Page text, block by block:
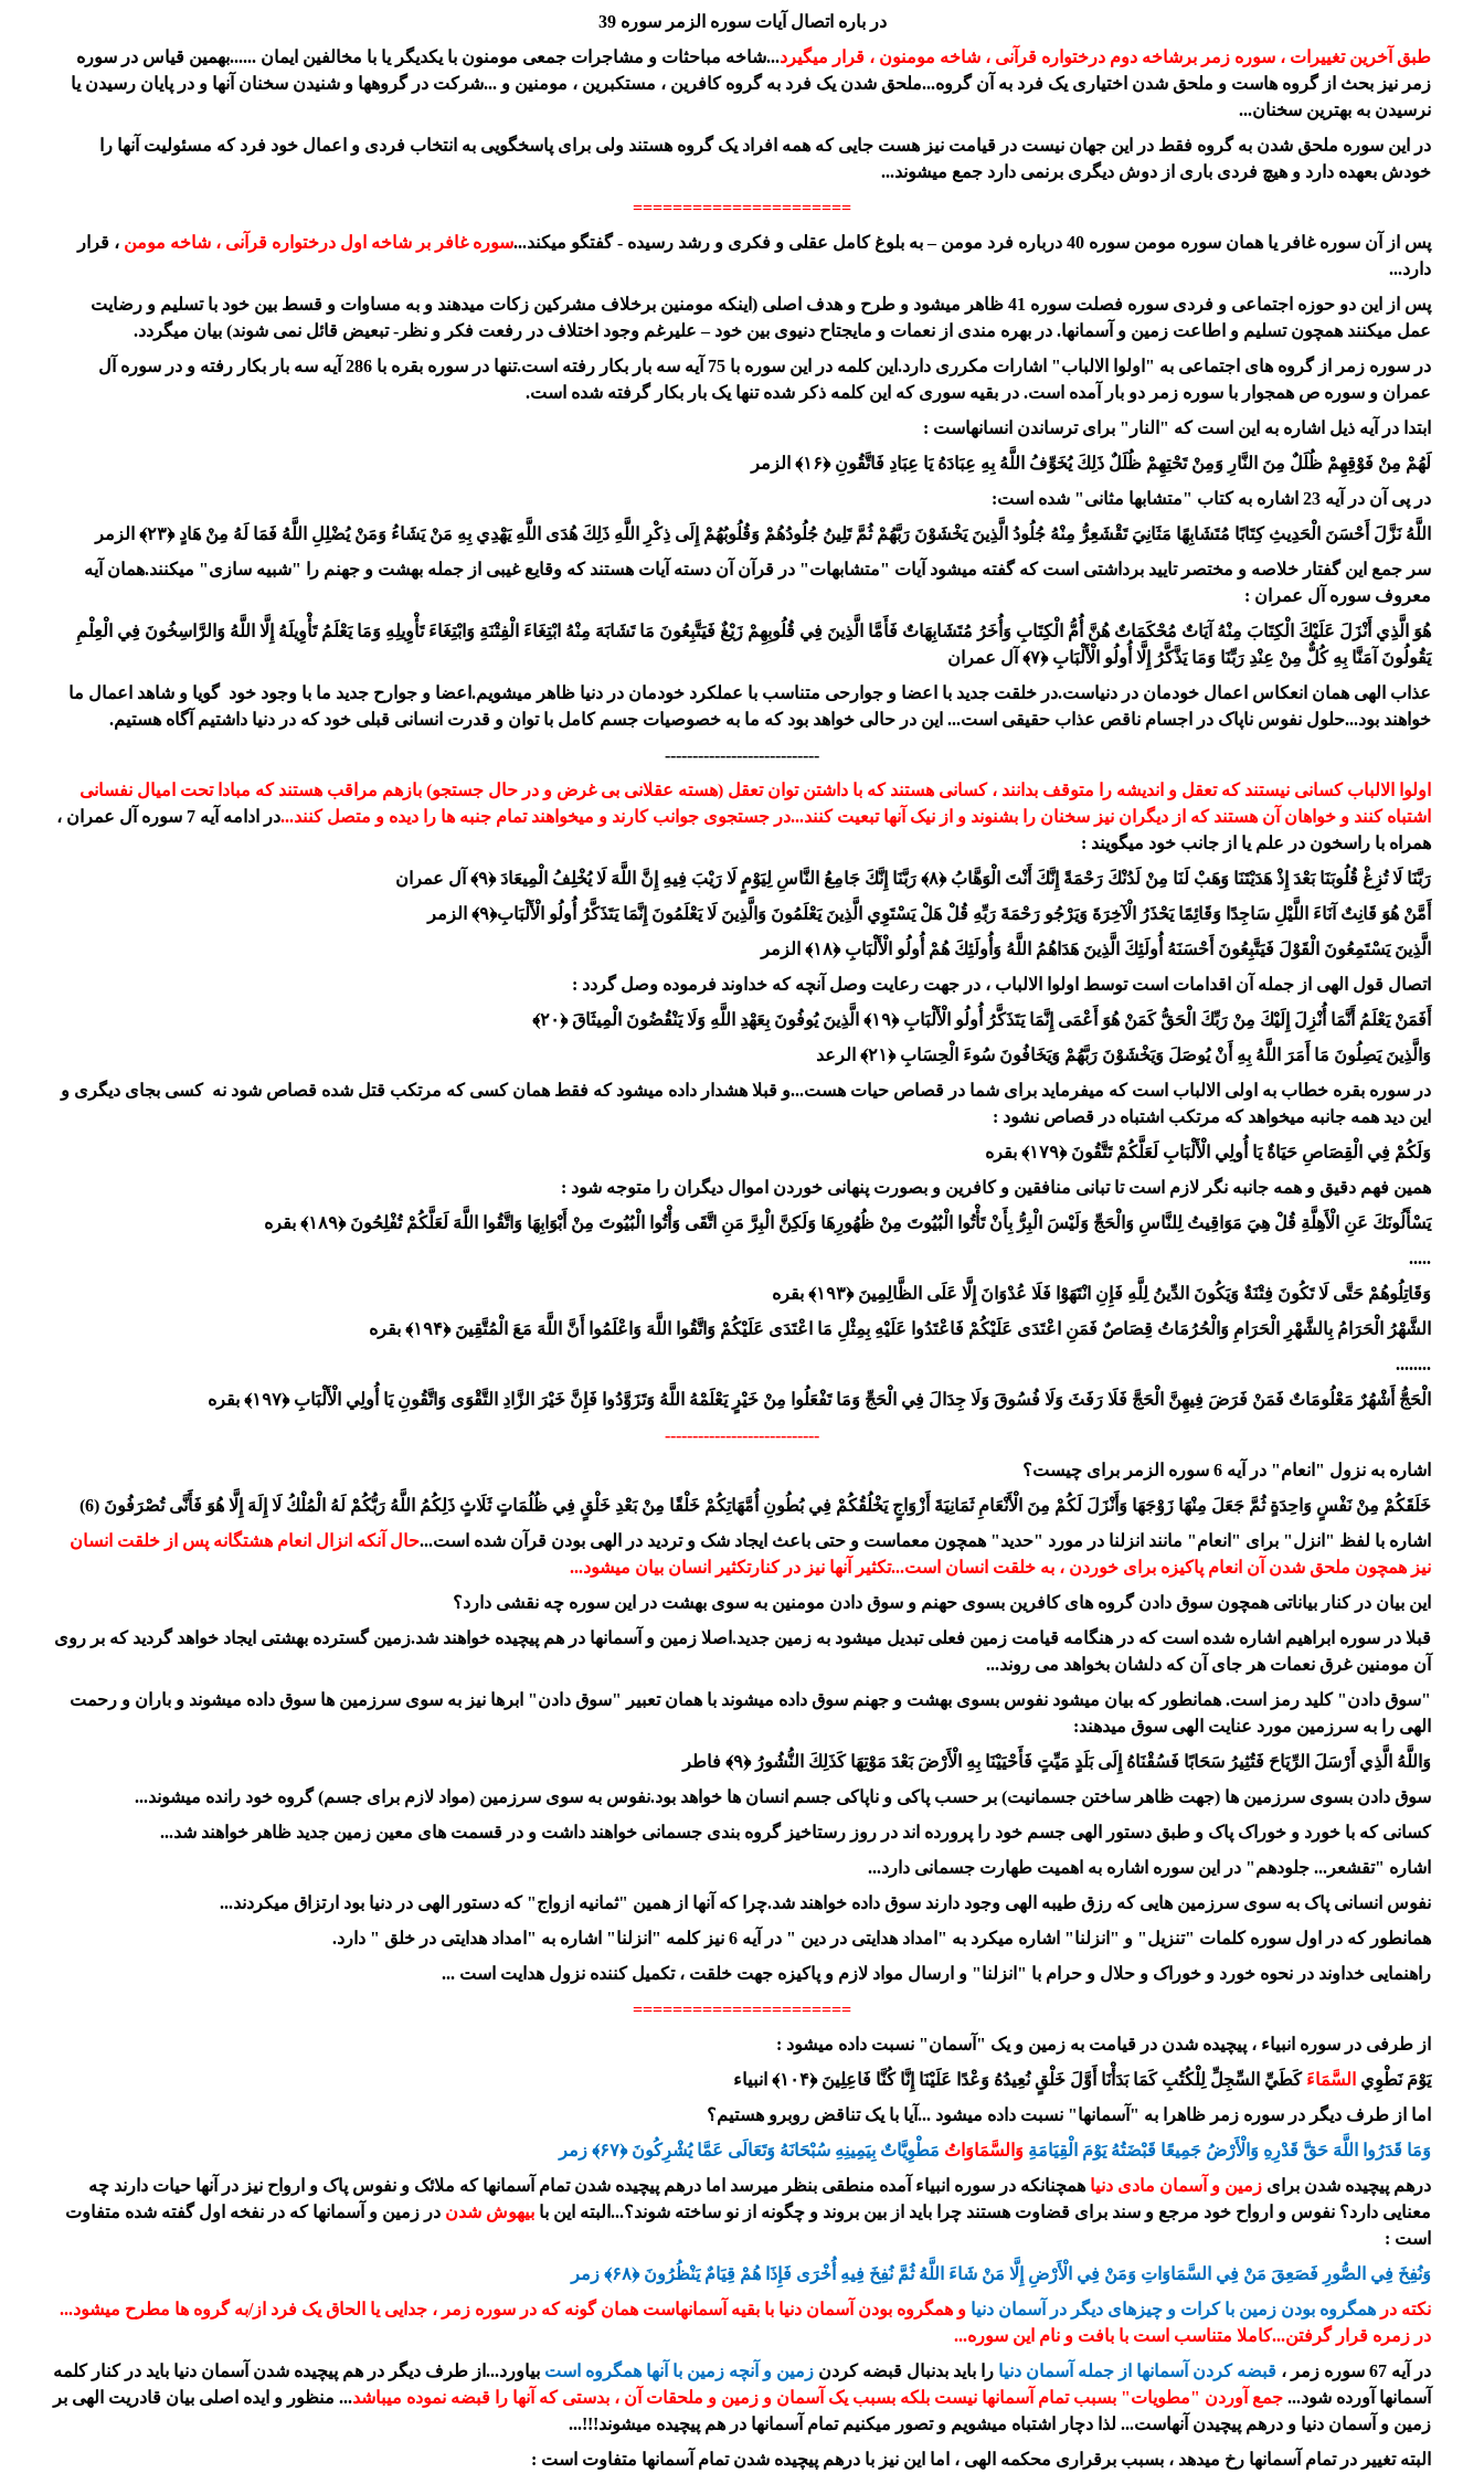
در باره اتصال آیات سوره الزمر سوره 39
طبق آخرین تغییرات ، سوره زمر برشاخه دوم درختواره قرآنی ، شاخه مومنون ، قرار میگیرد...شاخه مباحثات و مشاجرات جمعی مومنون با یکدیگر یا با مخالفین ایمان ......بهمین قیاس در سوره
زمر نیز بحث از گروه هاست و ملحق شدن اختیاری یک فرد به آن گروه...ملحق شدن یک فرد به گروه کافرین ، مستکبرین ، مومنین و ...شرکت در گروهها و شنیدن سخنان آنها و در پایان رسیدن یا
نرسیدن به بهترین سخنان...
در این سوره ملحق شدن به گروه فقط در این جهان نیست در قیامت نیز هست جایی که همه افراد یک گروه هستند ولی برای پاسخگویی به انتخاب فردی و اعمال خود فرد که مسئولیت آنها را
خودش بعهده دارد و هیچ فردی باری از دوش دیگری برنمی دارد جمع میشوند...
======================
پس از آن سوره غافر یا همان سوره مومن سوره 40 درباره فرد مومن – به بلوغ کامل عقلی و فکری و رشد رسیده - گفتگو میکند...
سوره غافر بر شاخه اول درختواره قرآنی ، شاخه مومن ، قرار
دارد...
پس از این دو حوزه اجتماعی و فردی سوره فصلت سوره 41 ظاهر میشود و طرح و هدف اصلی (اینکه مومنین برخلاف مشرکین زکات میدهند و به مساوات و قسط بین خود با تسلیم و رضایت
عمل میکنند همچون تسلیم و اطاعت زمین و آسمانها. در بهره مندی از نعمات و مایجتاح دنیوی بین خود – علیرغم وجود اختلاف در رفعت فکر و نظر- تبعیض قائل نمی شوند) بیان میگردد.
در سوره زمر از گروه های اجتماعی به "اولوا الالباب" اشارات مکرری دارد.این کلمه در این سوره با 75 آیه سه بار بکار رفته است.تنها در سوره بقره با 286 آیه سه بار بکار رفته و در سوره آل
عمران و سوره ص همجوار با سوره زمر دو بار آمده است. در بقیه سوری که این کلمه ذکر شده تنها یک بار بکار گرفته شده است.
ابتدا در آیه ذیل اشاره به این است که "النار" برای ترساندن انسانهاست :
لَهُمْ مِنْ فَوْقِهِمْ ظُلَلٌ مِنَ النَّارِ وَمِنْ تَحْتِهِمْ ظُلَلٌ ذَلِكَ يُخَوِّفُ اللَّهُ بِهِ عِبَادَهُ يَا عِبَادِ فَاتَّقُونِ ﴿۱۶﴾
الزمر
در پی آن در آیه 23 اشاره به کتاب "متشابها مثانی" شده است:
اللَّهُ نَزَّلَ أَحْسَنَ الْحَدِيثِ كِتَابًا مُتَشَابِهًا مَثَانِيَ تَقْشَعِرُّ مِنْهُ جُلُودُ الَّذِينَ يَخْشَوْنَ رَبَّهُمْ ثُمَّ تَلِينُ جُلُودُهُمْ وَقُلُوبُهُمْ إِلَى ذِكْرِ اللَّهِ ذَلِكَ هُدَى اللَّهِ يَهْدِي بِهِ مَنْ يَشَاءُ وَمَنْ يُضْلِلِ اللَّهُ فَمَا لَهُ مِنْ هَادٍ ﴿۲۳﴾
الزمر
سر جمع این گفتار خلاصه و مختصر تایید برداشتی است که گفته میشود آیات "متشابهات" در قرآن آن دسته آیات هستند که وقایع غیبی از جمله بهشت و جهنم را "شبیه سازی" میکنند.همان آیه
معروف سوره آل عمران :
هُوَ الَّذِي أَنْزَلَ عَلَيْكَ الْكِتَابَ مِنْهُ آيَاتٌ مُحْكَمَاتٌ هُنَّ أُمُّ الْكِتَابِ وَأُخَرُ مُتَشَابِهَاتٌ فَأَمَّا الَّذِينَ فِي قُلُوبِهِمْ زَيْغٌ فَيَتَّبِعُونَ مَا تَشَابَهَ مِنْهُ ابْتِغَاءَ الْفِتْنَةِ وَابْتِغَاءَ تَأْوِيلِهِ وَمَا يَعْلَمُ تَأْوِيلَهُ إِلَّا اللَّهُ وَالرَّاسِخُونَ فِي الْعِلْمِ
يَقُولُونَ آمَنَّا بِهِ كُلٌّ مِنْ عِنْدِ رَبِّنَا وَمَا يَذَّكَّرُ إِلَّا أُولُو الْأَلْبَابِ ﴿۷﴾
آل عمران
عذاب الهی همان انعکاس اعمال خودمان در دنیاست.در خلقت جدید با اعضا و جوارحی متناسب با عملکرد خودمان در دنیا ظاهر میشویم.اعضا و جوارح جدید ما با وجود خود گویا و شاهد اعمال ما
خواهند بود...حلول نفوس ناپاک در اجسام ناقص عذاب حقیقی است... این در حالی خواهد بود که ما به خصوصیات جسم کامل با توان و قدرت انسانی قبلی خود که در دنیا داشتیم آگاه هستیم.
----------------------------
اولوا الالباب کسانی نیستند که تعقل و اندیشه را متوقف بدانند ، کسانی هستند که با داشتن توان تعقل (هسته عقلانی بی غرض و در حال جستجو) بازهم مراقب هستند که مبادا تحت امیال نفسانی
اشتباه کنند و خواهان آن هستند که از دیگران نیز سخنان را بشنوند و از نیک آنها تبعیت کنند...در جستجوی جوانب کارند و میخواهند تمام جنبه ها را دیده و متصل کنند...
در ادامه آیه 7 سوره آل عمران ،
همراه با راسخون در علم یا از جانب خود میگویند :
رَبَّنَا لَا تُزِغْ قُلُوبَنَا بَعْدَ إِذْ هَدَيْتَنَا وَهَبْ لَنَا مِنْ لَدُنْكَ رَحْمَةً إِنَّكَ أَنْتَ الْوَهَّابُ ﴿۸﴾ رَبَّنَا إِنَّكَ جَامِعُ النَّاسِ لِيَوْمٍ لَا رَيْبَ فِيهِ إِنَّ اللَّهَ لَا يُخْلِفُ الْمِيعَادَ ﴿۹﴾ آل عمران
أَمَّنْ هُوَ قَانِتٌ آنَاءَ اللَّيْلِ سَاجِدًا وَقَائِمًا يَحْذَرُ الْآخِرَةَ وَيَرْجُو رَحْمَةَ رَبِّهِ قُلْ هَلْ يَسْتَوِي الَّذِينَ يَعْلَمُونَ وَالَّذِينَ لَا يَعْلَمُونَ إِنَّمَا يَتَذَكَّرُ أُولُو الْأَلْبَابِ﴿۹﴾
الزمر
الَّذِينَ يَسْتَمِعُونَ الْقَوْلَ فَيَتَّبِعُونَ أَحْسَنَهُ أُولَئِكَ الَّذِينَ هَدَاهُمُ اللَّهُ وَأُولَئِكَ هُمْ أُولُو الْأَلْبَابِ ﴿۱۸﴾
الزمر
اتصال قول الهی از جمله آن اقدامات است توسط اولوا الالباب ، در جهت رعایت وصل آنچه که خداوند فرموده وصل گردد :
أَفَمَنْ يَعْلَمُ أَنَّمَا أُنْزِلَ إِلَيْكَ مِنْ رَبِّكَ الْحَقُّ كَمَنْ هُوَ أَعْمَى إِنَّمَا يَتَذَكَّرُ أُولُو الْأَلْبَابِ ﴿۱۹﴾ الَّذِينَ يُوفُونَ بِعَهْدِ اللَّهِ وَلَا يَنْقُضُونَ الْمِيثَاقَ ﴿۲۰﴾
وَالَّذِينَ يَصِلُونَ مَا أَمَرَ اللَّهُ بِهِ أَنْ يُوصَلَ وَيَخْشَوْنَ رَبَّهُمْ وَيَخَافُونَ سُوءَ الْحِسَابِ ﴿۲۱﴾ الرعد
در سوره بقره خطاب به اولی الالباب است که میفرماید برای شما در قصاص حیات هست...و قبلا هشدار داده میشود که فقط همان کسی که مرتکب قتل شده قصاص شود نه کسی بجای دیگری و
این دید همه جانبه میخواهد که مرتکب اشتباه در قصاص نشود :
وَلَكُمْ فِي الْقِصَاصِ حَيَاةٌ يَا أُولِي الْأَلْبَابِ لَعَلَّكُمْ تَتَّقُونَ ﴿۱۷۹﴾
بقره
همین فهم دقیق و همه جانبه نگر لازم است تا تبانی منافقین و کافرین و بصورت پنهانی خوردن اموال دیگران را متوجه شود :
يَسْأَلُونَكَ عَنِ الْأَهِلَّةِ قُلْ هِيَ مَوَاقِيتُ لِلنَّاسِ وَالْحَجِّ وَلَيْسَ الْبِرُّ بِأَنْ تَأْتُوا الْبُيُوتَ مِنْ ظُهُورِهَا وَلَكِنَّ الْبِرَّ مَنِ اتَّقَى وَأْتُوا الْبُيُوتَ مِنْ أَبْوَابِهَا وَاتَّقُوا اللَّهَ لَعَلَّكُمْ تُفْلِحُونَ ﴿۱۸۹﴾
بقره
.....
وَقَاتِلُوهُمْ حَتَّى لَا تَكُونَ فِتْنَةٌ وَيَكُونَ الدِّينُ لِلَّهِ فَإِنِ انْتَهَوْا فَلَا عُدْوَانَ إِلَّا عَلَى الظَّالِمِينَ ﴿۱۹۳﴾ بقره
الشَّهْرُ الْحَرَامُ بِالشَّهْرِ الْحَرَامِ وَالْحُرُمَاتُ قِصَاصٌ فَمَنِ اعْتَدَى عَلَيْكُمْ فَاعْتَدُوا عَلَيْهِ بِمِثْلِ مَا اعْتَدَى عَلَيْكُمْ وَاتَّقُوا اللَّهَ وَاعْلَمُوا أَنَّ اللَّهَ مَعَ الْمُتَّقِينَ ﴿۱۹۴﴾ بقره
........
الْحَجُّ أَشْهُرٌ مَعْلُومَاتٌ فَمَنْ فَرَضَ فِيهِنَّ الْحَجَّ فَلَا رَفَثَ وَلَا فُسُوقَ وَلَا جِدَالَ فِي الْحَجِّ وَمَا تَفْعَلُوا مِنْ خَيْرٍ يَعْلَمْهُ اللَّهُ وَتَزَوَّدُوا فَإِنَّ خَيْرَ الزَّادِ التَّقْوَى وَاتَّقُونِ يَا أُولِي الْأَلْبَابِ ﴿۱۹۷﴾
بقره
----------------------------
اشاره به نزول "انعام" در آیه 6 سوره الزمر برای چیست؟
خَلَقَكُمْ مِنْ نَفْسٍ وَاحِدَةٍ ثُمَّ جَعَلَ مِنْهَا زَوْجَهَا وَأَنْزَلَ لَكُمْ مِنَ الْأَنْعَامِ ثَمَانِيَةَ أَزْوَاجٍ يَخْلُقُكُمْ فِي بُطُونِ أُمَّهَاتِكُمْ خَلْقًا مِنْ بَعْدِ خَلْقٍ فِي ظُلُمَاتٍ ثَلَاثٍ ذَلِكُمُ اللَّهُ رَبُّكُمْ لَهُ الْمُلْكُ لَا إِلَهَ إِلَّا هُوَ فَأَنَّى تُصْرَفُونَ (6)
اشاره با لفظ "انزل" برای "انعام" مانند انزلنا در مورد "حدید" همچون معماست و حتی باعث ایجاد شک و تردید در الهی بودن قرآن شده است...حال آنکه انزال انعام هشتگانه پس از خلقت انسان
نیز همچون ملحق شدن آن انعام پاکیزه برای خوردن ، به خلقت انسان است...تکثیر آنها نیز در کنارتکثیر انسان بیان میشود...
این بیان در کنار بیاناتی همچون سوق دادن گروه های کافرین بسوی حهنم و سوق دادن مومنین به سوی بهشت در این سوره چه نقشی دارد؟
قبلا در سوره ابراهیم اشاره شده است که در هنگامه قیامت زمین فعلی تبدیل میشود به زمین جدید.اصلا زمین و آسمانها در هم پیچیده خواهند شد.زمین گسترده بهشتی ایجاد خواهد گردید که بر روی
آن مومنین غرق نعمات هر جای آن که دلشان بخواهد می روند...
"سوق دادن" کلید رمز است. همانطور که بیان میشود نفوس بسوی بهشت و جهنم سوق داده میشوند با همان تعبیر "سوق دادن" ابرها نیز به سوی سرزمین ها سوق داده میشوند و باران و رحمت
الهی را به سرزمین مورد عنایت الهی سوق میدهند:
وَاللَّهُ الَّذِي أَرْسَلَ الرِّيَاحَ فَتُثِيرُ سَحَابًا فَسُقْنَاهُ إِلَى بَلَدٍ مَيِّتٍ فَأَحْيَيْنَا بِهِ الْأَرْضَ بَعْدَ مَوْتِهَا كَذَلِكَ النُّشُورُ ﴿۹﴾ فاطر
سوق دادن بسوی سرزمین ها (جهت ظاهر ساختن جسمانیت) بر حسب پاکی و ناپاکی جسم انسان ها خواهد بود.نفوس به سوی سرزمین (مواد لازم برای جسم) گروه خود رانده میشوند...
کسانی که با خورد و خوراک پاک و طبق دستور الهی جسم خود را پرورده اند در روز رستاخیز گروه بندی جسمانی خواهند داشت و در قسمت های معین زمین جدید ظاهر خواهند شد...
اشاره "تقشعر... جلودهم" در این سوره اشاره به اهمیت طهارت جسمانی دارد...
نفوس انسانی پاک به سوی سرزمین هایی که رزق طیبه الهی وجود دارند سوق داده خواهند شد.چرا که آنها از همین "ثمانیه ازواج" که دستور الهی در دنیا بود ارتزاق میکردند...
همانطور که در اول سوره کلمات "تنزیل" و "انزلنا" اشاره میکرد به "امداد هدایتی در دین " در آیه 6 نیز کلمه "انزلنا" اشاره به "امداد هدایتی در خلق " دارد.
راهنمایی خداوند در نحوه خورد و خوراک و حلال و حرام با "انزلنا" و ارسال مواد لازم و پاکیزه جهت خلقت ، تکمیل کننده نزول هدایت است ...
======================
از طرفی در سوره انبیاء ، پیچیده شدن در قیامت به زمین و یک "آسمان" نسبت داده میشود :
يَوْمَ نَطْوِي السَّمَاءَكَطَيِّ السِّجِلِّ لِلْكُتُبِ كَمَا بَدَأْنَا أَوَّلَ خَلْقٍ نُعِيدُهُ وَعْدًا عَلَيْنَا إِنَّا كُنَّا فَاعِلِينَ ﴿۱۰۴﴾ انبیاء
اما از طرف دیگر در سوره زمر ظاهرا به "آسمانها" نسبت داده میشود ...آیا با یک تناقض روبرو هستیم؟
وَمَا قَدَرُوا اللَّهَ حَقَّ قَدْرِهِ وَالْأَرْضُ جَمِيعًا قَبْضَتُهُ يَوْمَ الْقِيَامَةِ وَالسَّمَاوَاتُ مَطْوِيَّاتٌ بِيَمِينِهِ سُبْحَانَهُ وَتَعَالَى عَمَّا يُشْرِكُونَ ﴿۶۷﴾ زمر
درهم پیچیده شدن برای زمین و آسمان مادی دنیا همچنانکه در سوره انبیاء آمده منطقی بنظر میرسد اما درهم پیچیده شدن تمام آسمانها که ملائک و نفوس پاک و ارواح نیز در آنها حیات دارند چه
معنایی دارد؟ نفوس و ارواح خود مرجع و سند برای قضاوت هستند چرا باید از بین بروند و چگونه از نو ساخته شوند؟...البته این با بیهوش شدن در زمین و آسمانها که در نفخه اول گفته شده متفاوت
است :
وَنُفِخَ فِي الصُّورِ فَصَعِقَ مَنْ فِي السَّمَاوَاتِ وَمَنْ فِي الْأَرْضِ إِلَّا مَنْ شَاءَ اللَّهُ ثُمَّ نُفِخَ فِيهِ أُخْرَى فَإِذَا هُمْ قِيَامٌ يَنْظُرُونَ ﴿۶۸﴾ زمر
نکته در همگروه بودن زمین با کرات و چیزهای دیگر در آسمان دنیا و همگروه بودن آسمان دنیا با بقیه آسمانهاست همان گونه که در سوره زمر ، جدایی یا الحاق یک فرد از/به گروه ها مطرح میشود...
در زمره قرار گرفتن...کاملا متناسب است با بافت و نام این سوره...
در آیه 67 سوره زمر ،
قبضه کردن آسمانها از جمله آسمان دنیا را باید بدنبال قبضه کردن زمین و آنچه زمین با آنها همگروه است بیاورد...از طرف دیگر در هم پیچیده شدن آسمان دنیا باید در کنار کلمه
آسمانها آورده شود... جمع آوردن "مطویات" بسبب تمام آسمانها نیست بلکه بسبب یک آسمان و زمین و ملحقات آن ، بدستی که آنها را قبضه نموده میباشد... منظور و ایده اصلی بیان قادریت الهی بر
زمین و آسمان دنیا و درهم پیچیدن آنهاست... لذا دچار اشتباه میشویم و تصور میکنیم تمام آسمانها در هم پیچیده میشوند!!!...
البته تغییر در تمام آسمانها رخ میدهد ، بسبب برقراری محکمه الهی ، اما این نیز با درهم پیچیده شدن تمام آسمانها متفاوت است :